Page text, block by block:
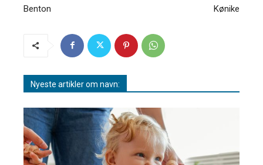
Benton Kønike
Nyeste artikler om navn: